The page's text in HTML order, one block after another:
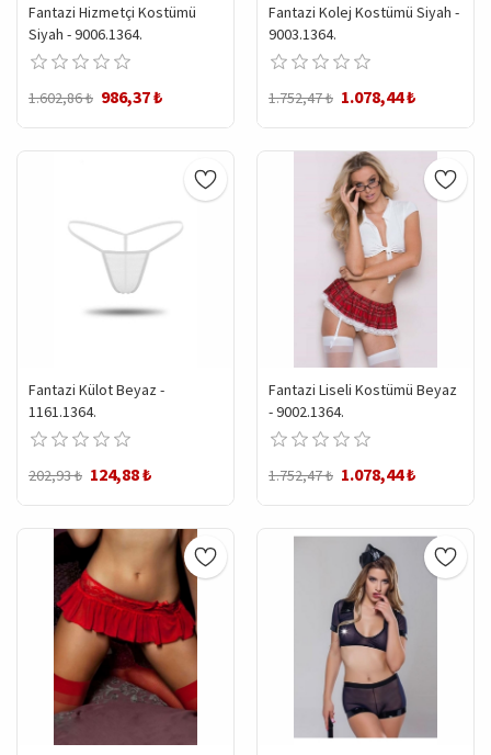
Fantazi Hizmetçi Kostümü
Siyah - 9006.1364.
1.602,86 ₺ 986,37 ₺
Fantazi Kolej Kostümü Siyah -
9003.1364.
1.752,47 ₺ 1.078,44 ₺
Fantazi Külot Beyaz -
1161.1364.
202,93 ₺ 124,88 ₺
Fantazi Liseli Kostümü Beyaz
- 9002.1364.
1.752,47 ₺ 1.078,44 ₺